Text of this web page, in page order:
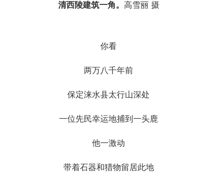
清西陵建筑一角。 高雪丽 摄
你看
两万八千年前
保定涞水县太行山深处
一位先民幸运地捕到一头鹿
他一激动
带着石器和猎物留居此地